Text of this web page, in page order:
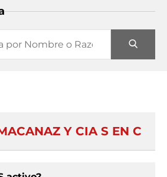
Y CIA S EN C